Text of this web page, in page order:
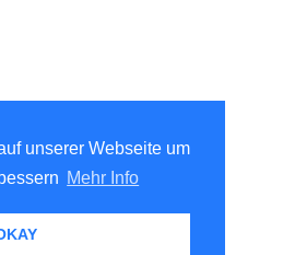
unserer Webseite um
Mehr Info